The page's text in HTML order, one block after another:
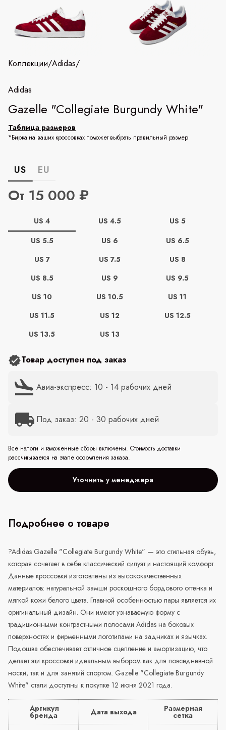
Коллекции/Adidas/
Adidas
Gazelle "Collegiate Burgundy White"
Таблица размеров
*Бирка на ваших кроссовках поможет выбрать правильный размер
US EU
От 15 000 ₽
US 4 US 4.5
US 5
US 5.5
US 6
US 6.5
US 7
US 7.5
US 8
US 8.5
US 9
US 9.5
US 10
US 10.5
US 11
US 11.5
US 12
US 12.5
US 13.5
US 13
Товар доступен под заказ
Авиа-экспресс: 10 - 14 рабочих дней
Под заказ: 20 - 30 рабочих дней
Все налоги и таможенные сборы включены. Стоимость доставки
рассчитывается на этапе оформления заказа.
Уточнить у менеджера
Подробнее о товаре
?Adidas Gazelle "Collegiate Burgundy White" — это стильная обувь,
которая сочетает в себе классический силуэт и настоящий комфорт.
Данные кроссовки изготовлены из высококачественных
материалов: натуральной замши роскошного бордового оттенка и
мягкой кожи белого цвета. Главной особенностью пары является их
оригинальный дизайн. Они имеют узнаваемую форму с
традиционными контрастными полосами Adidas на боковых
поверхностях и фирменными логотипами на задниках и язычках.
Подошва обеспечивает отличное сцепление и амортизацию, что
делает эти кроссовки идеальным выбором как для повседневной
носки, так и для занятий спортом. Gazelle "Collegiate Burgundy
White" стали доступны к покупке 12 июня 2021 года.
Артикул
бренда Дата выхода Размерная
сетка